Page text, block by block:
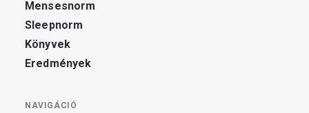
Mensesnorm
Sleepnorm
Könyvek
Eredmények
NAVIGÁCIÓ